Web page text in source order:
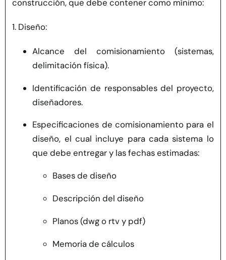
construcción, que debe contener como mínimo:
1. Diseño:
Alcance del comisionamiento (sistemas,
delimitación física).
Identificación de responsables del proyecto,
diseñadores.
Especificaciones de comisionamiento para el
diseño, el cual incluye para cada sistema lo
que debe entregar y las fechas estimadas:
Bases de diseño
Descripción del diseño
Planos (dwg o rtv y pdf)
Memoria de cálculos